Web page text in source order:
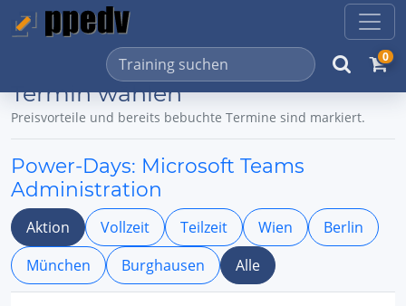
0
Termin wählen
Preisvorteile und bereits bebuchte Termine sind markiert.
Power-Days: Microsoft Teams
Administration
Aktion Vollzeit Teilzeit Wien
Berlin
München
Burghausen Alle